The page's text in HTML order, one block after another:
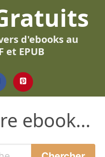
d'ebooks au
et EPUB
ebook...